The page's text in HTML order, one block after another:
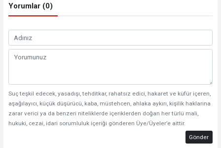
Yorumlar (0)
Suç teşkil edecek, yasadışı, tehditkar, rahatsız edici, hakaret ve küfür içeren,
aşağılayıcı, küçük düşürücü, kaba, müstehcen, ahlaka aykırı, kişilik haklarına
zarar verici ya da benzeri niteliklerde içeriklerden doğan her türlü mali,
hukuki, cezai, idari sorumluluk içeriği gönderen Üye/Üyeler’e aittir.
Gönder